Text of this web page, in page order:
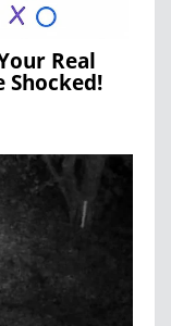
Real
Shocked!